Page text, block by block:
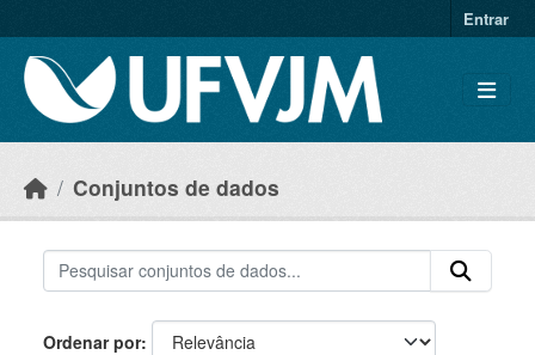
Entrar
Conjuntos de dados
Ordenar por